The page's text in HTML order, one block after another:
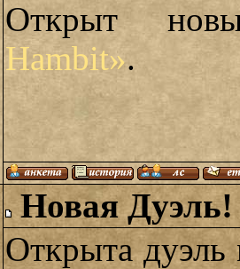
Открыт
Hambit».
Новая
Открыта